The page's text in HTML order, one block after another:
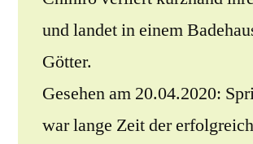
und landet in einem
Götter.
Gesehen am 20.04.2020:
war lange Zeit der